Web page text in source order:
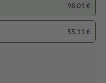
98,01 €
55,11 €